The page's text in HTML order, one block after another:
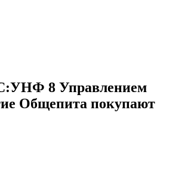
8 Управлением
Общепита покупают